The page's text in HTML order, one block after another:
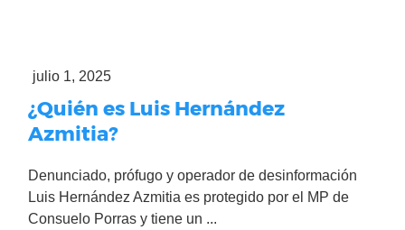
julio 1, 2025
¿Quién es Luis Hernández
Azmitia?
Denunciado, prófugo y operador de desinformación
Luis Hernández Azmitia es protegido por el MP de
Consuelo Porras y tiene un ...